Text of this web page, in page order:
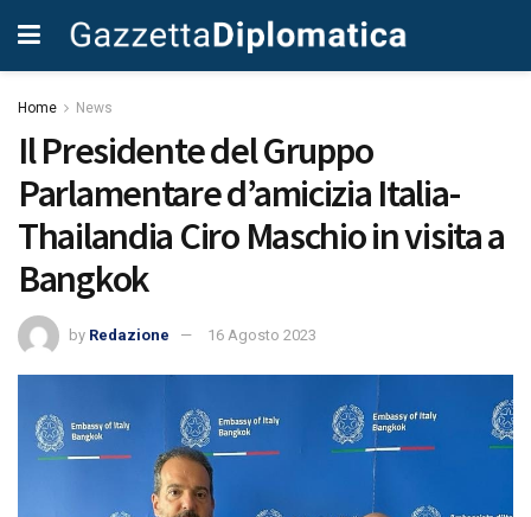
Home News
Il Presidente del Gruppo
Parlamentare d’amicizia Italia-
Thailandia Ciro Maschio in visita a
Bangkok
by Redazione 16 Agosto 2023